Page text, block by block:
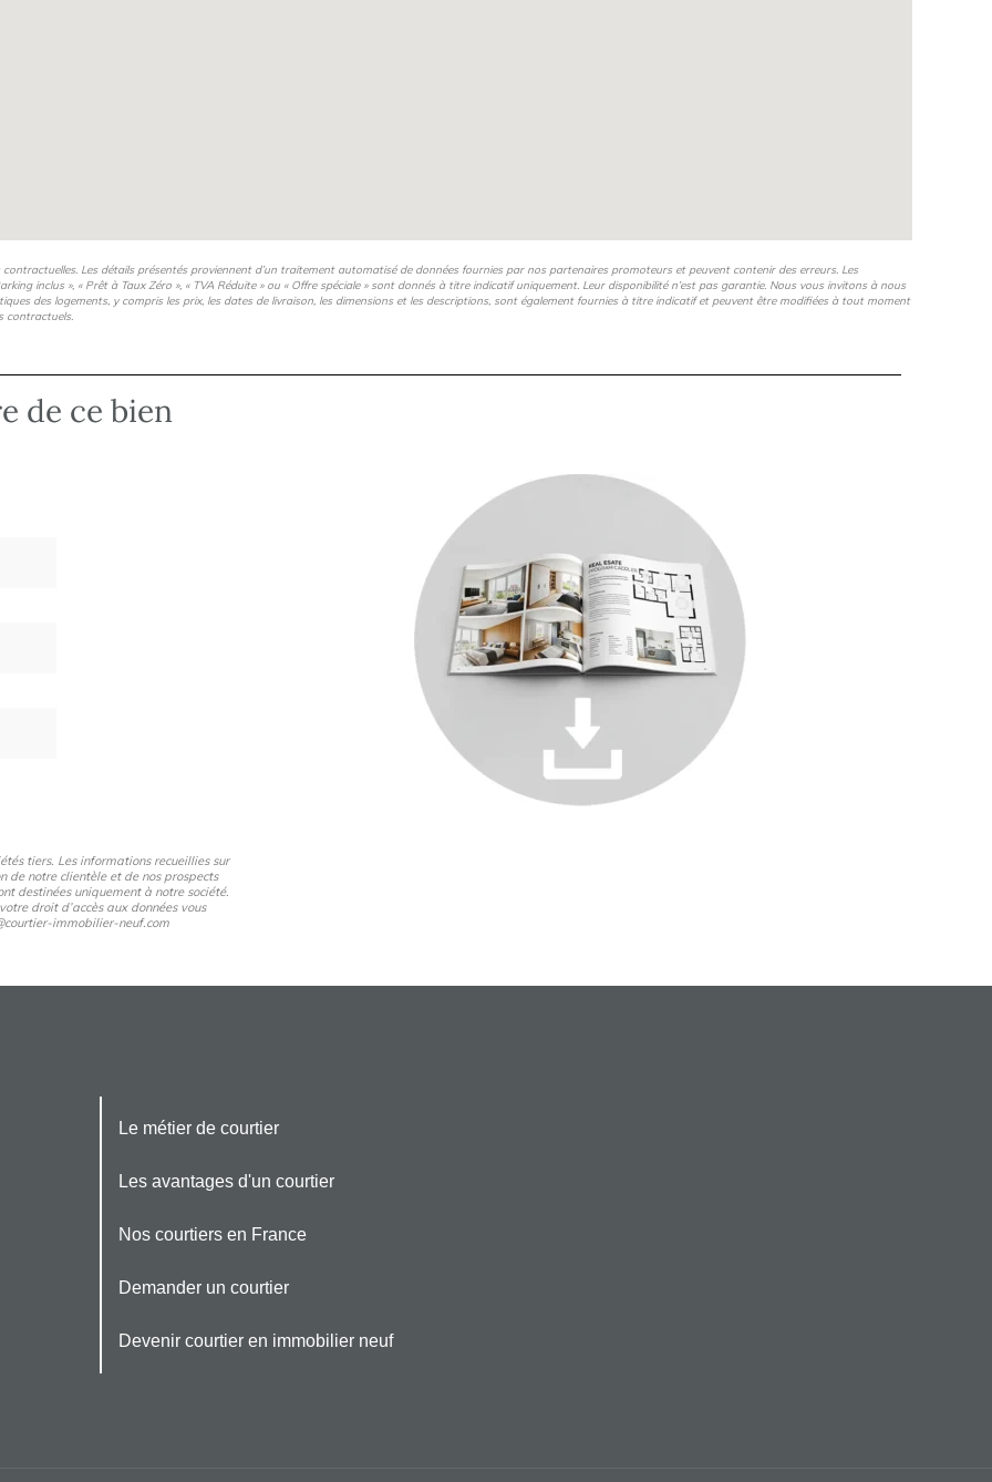
Les détails présentés proviennent d’un traitement automatisé de données fournies par nos partenaires promoteurs et peuvent contenir des erreurs. Les
inclus », « Prêt à Taux Zéro », « TVA Réduite » ou « Offre spéciale » sont donnés à titre indicatif uniquement. Leur disponibilité n’est pas garantie. Nous vous invitons à nous
des logements, y compris les prix, les dates de livraison, les dimensions et les descriptions, sont également fournies à titre indicatif et peuvent être modifiées à tout moment
contractuels.
de ce bien
tiers. Les informations recueillies sur
de notre clientèle et de nos prospects
destinées uniquement à notre société.
droit d’accès aux données vous
immobilier-neuf.com
Le métier de courtier
Les avantages d'un courtier
Nos courtiers en France
Demander un courtier
Devenir courtier en immobilier neuf